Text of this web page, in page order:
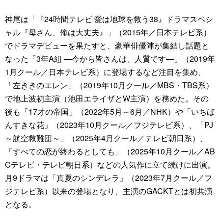
神尾は「『24時間テレビ 愛は地球を救う38』ドラマスペシ
ャル『母さん、俺は大丈夫』」（2015年／日本テレビ系）
でドラマデビューを果たすと、豪華俳優陣が集結し話題と
なった「3年A組 ―今から皆さんは、人質です―」（2019年
1月クール／日本テレビ系）に登場するなど注目を集め、
「左ききのエレン」（2019年10月クール／MBS・TBS系）
で地上波初主演（池田エライザとW主演）を務めた。その
後も「17才の帝国」（2022年5月～6月／NHK）や「いちば
んすきな花」（2023年10月クール／フジテレビ系）、「PJ
～航空救難団～」（2025年4月クール／テレビ朝日系）、
「すべての恋が終わるとしても」（2025年10月クール／AB
Cテレビ・テレビ朝日系）などの人気作に立て続けに出演。
月9ドラマは「真夏のシンデレラ」（2023年7月クール／フ
ジテレビ系）以来の登場となり、主演のGACKTとは初共演
となる。